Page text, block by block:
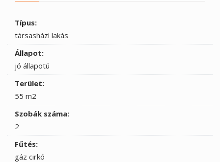
Típus:
társasházi lakás
Állapot:
jó állapotú
Terület:
55 m2
Szobák száma:
2
Fűtés:
gáz cirkó